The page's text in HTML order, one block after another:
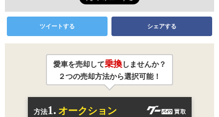
ツイートする シェアする
愛車を売却して乗換しませんか？
２つの売却方法から選択可能！
方法1. オークション